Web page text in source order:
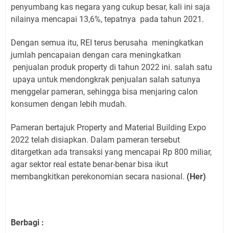
penyumbang kas negara yang cukup besar, kali ini saja
nilainya mencapai 13,6%, tepatnya pada tahun 2021.
Dengan semua itu, REI terus berusaha meningkatkan
jumlah pencapaian dengan cara meningkatkan
penjualan produk property di tahun 2022 ini. salah satu
upaya untuk mendongkrak penjualan salah satunya
menggelar pameran, sehingga bisa menjaring calon
konsumen dengan lebih mudah.
Pameran bertajuk Property and Material Building Expo
2022 telah disiapkan. Dalam pameran tersebut
ditargetkan ada transaksi yang mencapai Rp 800 miliar,
agar sektor real estate benar-benar bisa ikut
membangkitkan perekonomian secara nasional. (Her)
Berbagi :